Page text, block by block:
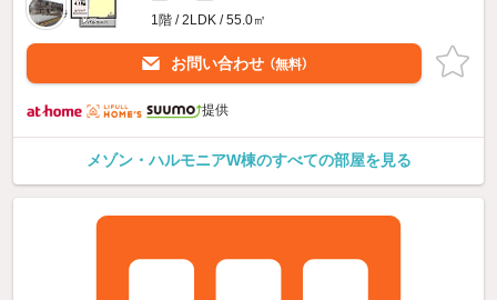
1階 / 2LDK / 55.0㎡
お問い合わせ （無料）
提供
メゾン・ハルモニアW棟のすべての部屋を見る